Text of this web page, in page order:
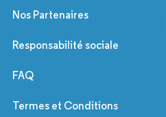
Nos Partenaires
Responsabilité sociale
FAQ
Termes et Conditions